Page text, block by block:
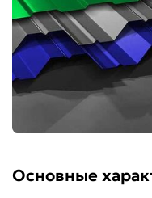
Основные